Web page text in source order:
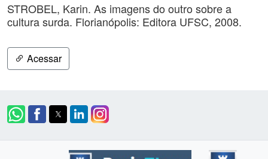
STROBEL, Karin. As imagens do outro sobre a
cultura surda. Florianópolis: Editora UFSC, 2008.
Acessar